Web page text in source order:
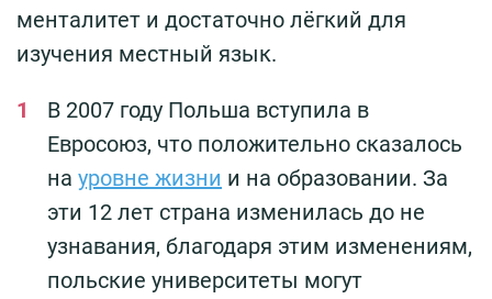
менталитет и достаточно лёгкий для
изучения местный язык.
В 2007 году Польша вступила в
Евросоюз, что положительно сказалось
на уровне жизни и на образовании. За
эти 12 лет страна изменилась до не
узнавания, благодаря этим изменениям,
польские университеты могут